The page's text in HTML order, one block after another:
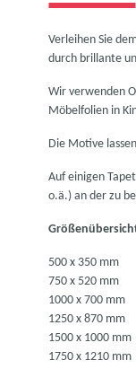
Verleihen Sie
durch brillante
Wir verwenden
Möbelfolien in
Die Motive
Auf einigen
o.ä.) an der zu
500 x 350 mm
750 x 520 mm
1000 x 700 mm
1250 x 870 mm
1500 x 1000 mm
1750 x 1210 mm